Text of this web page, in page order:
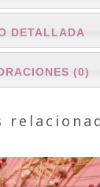
DETALLADA
(0)